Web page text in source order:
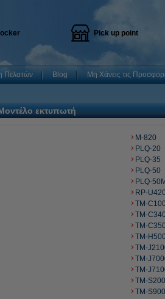
Pick up point
Πελατών Blog Μη Χάνεις τις
εκτυπωτή
M-820
PLQ-20
PLQ-35
PLQ-50
PLQ-50M
RP-U420
TM-C100
TM-
TM-
TM-
TM-
TM-
TM-
TM-
TM-